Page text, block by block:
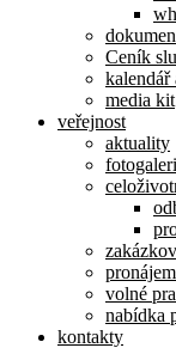
Ceník
kalendář
media kit
veřejnost
aktuality
volné
nabídka
kontakty